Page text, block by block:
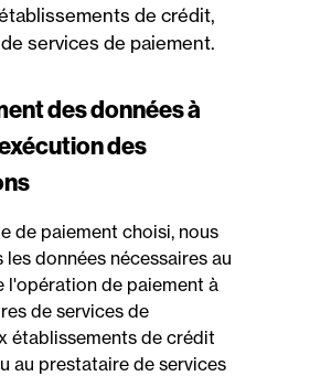
de crédit,
services de paiement.
des données à
des
de paiement choisi, nous
données nécessaires au
l'opération de paiement à
de services de
établissements de crédit
au prestataire de services